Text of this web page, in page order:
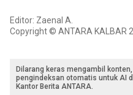
Editor: Zaenal A.
Copyright © ANTARA KALBAR
Dilarang keras mengambil
pengindeksan otomatis untuk AI
Kantor Berita ANTARA.